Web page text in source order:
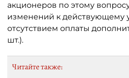
акционеров по этому
изменений к действующему
отсутствием оплаты
шт.).
Читайте также: